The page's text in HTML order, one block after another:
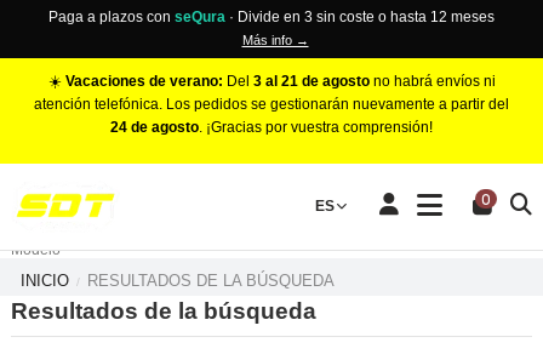
Paga a plazos con seQura · Divide en 3 sin coste o hasta 12 meses
Más info →
☀️ Vacaciones de verano: Del 3 al 21 de agostono habrá envíos ni
atención telefónica. Los pedidos se gestionarán nuevamente a partir del
24 de agosto. ¡Gracias por vuestra comprensión!
ES 0
Make
Modelo
INICIO RESULTADOS DE LA BÚSQUEDA
Resultados de la búsqueda